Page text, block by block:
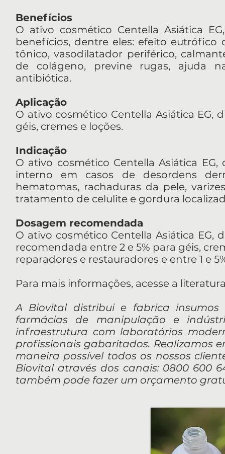
Benefícios
O ativo cosmético Centella Asiática
benefícios, dentre eles: efeito
tônico, vasodilatador periférico,
de colágeno, previne rugas, ajuda
antibiótica.
Aplicação
O ativo cosmético Centella Asiática EG,
géis, cremes e loções.
Indicação
O ativo cosmético Centella Asiática
interno em casos de desordens
hematomas, rachaduras da pele,
tratamento de celulite e gordura
Dosagem recomendada
O ativo cosmético Centella Asiática
recomendada entre 2 e 5% para géis,
reparadores e restauradores e entre 1 e
Para mais informações, acesse a
A Biovital distribui e fabrica insumos
farmácias de manipulação e
infraestrutura com laboratórios
profissionais gabaritados. Realizamos
maneira possível todos os nossos
Biovital através dos canais: 0800 600
também pode fazer um orçamento